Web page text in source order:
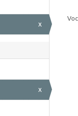
x
x